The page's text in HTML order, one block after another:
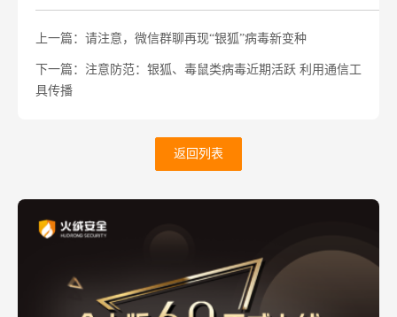
上一篇：请注意，微信群聊再现“银狐”病毒新变种
下一篇：注意防范：银狐、毒鼠类病毒近期活跃 利用通信工
具传播
返回列表